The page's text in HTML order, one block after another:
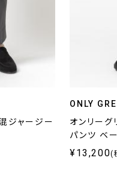
ジャージー
ONLY
オンリーグ
パンツ ベ
¥13,200(